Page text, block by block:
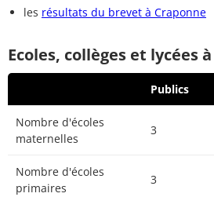
les résultats du brevet à Craponne
Ecoles, collèges et lycées
Publics
Nombre d'écoles
maternelles
3
Nombre d'écoles
primaires
3